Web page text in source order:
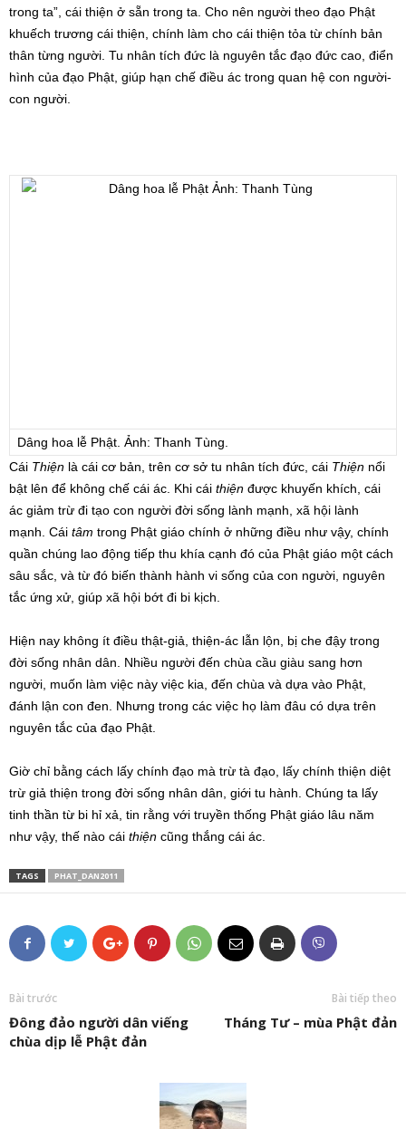
trong ta”, cái thiện ở sẵn trong ta. Cho nên người theo đạo Phật
khuếch trương cái thiện, chính làm cho cái thiện tỏa từ chính bản
thân từng người. Tu nhân tích đức là nguyên tắc đạo đức cao, điển
hình của đạo Phật, giúp hạn chế điều ác trong quan hệ con người-
con người.
Dâng hoa lễ Phật. Ảnh: Thanh Tùng.
Cái Thiện là cái cơ bản, trên cơ sở tu nhân tích đức, cái Thiện nổi
bật lên để không chế cái ác. Khi cái thiện được khuyến khích, cái
ác giảm trừ đi tạo con người đời sống lành mạnh, xã hội lành
mạnh. Cái tâm trong Phật giáo chính ở những điều như vậy, chính
quần chúng lao động tiếp thu khía cạnh đó của Phật giáo một cách
sâu sắc, và từ đó biến thành hành vi sống của con người, nguyên
tắc ứng xử, giúp xã hội bớt đi bi kịch.
Hiện nay không ít điều thật-giả, thiện-ác lẫn lộn, bị che đậy trong
đời sống nhân dân. Nhiều người đến chùa cầu giàu sang hơn
người, muốn làm việc này việc kia, đến chùa và dựa vào Phật,
đánh lận con đen. Nhưng trong các việc họ làm đâu có dựa trên
nguyên tắc của đạo Phật.
Giờ chỉ bằng cách lấy chính đạo mà trừ tà đạo, lấy chính thiện diệt
trừ giả thiện trong đời sống nhân dân, giới tu hành. Chúng ta lấy
tinh thần từ bi hỉ xả, tin rằng với truyền thống Phật giáo lâu năm
như vậy, thế nào cái thiện cũng thắng cái ác.
TAGS PHAT_DAN2011
Bài trước
Đông đảo người dân viếng
chùa dịp lễ Phật đản
Bài tiếp theo
Tháng Tư – mùa Phật đản